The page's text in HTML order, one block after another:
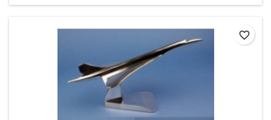
favorite_border